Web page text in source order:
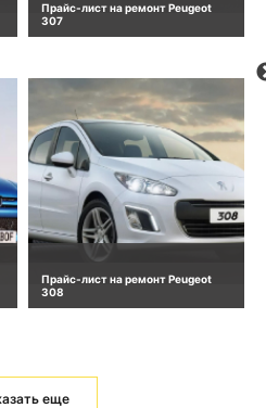
Прайс-лист на ремонт Peugeot
307
Прайс-лист на ремонт Peugeot
308
еще